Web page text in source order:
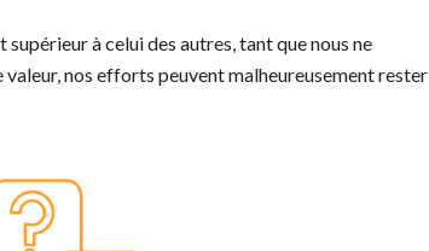
supérieur à celui des autres, tant que nous ne
nos efforts peuvent malheureusement rester